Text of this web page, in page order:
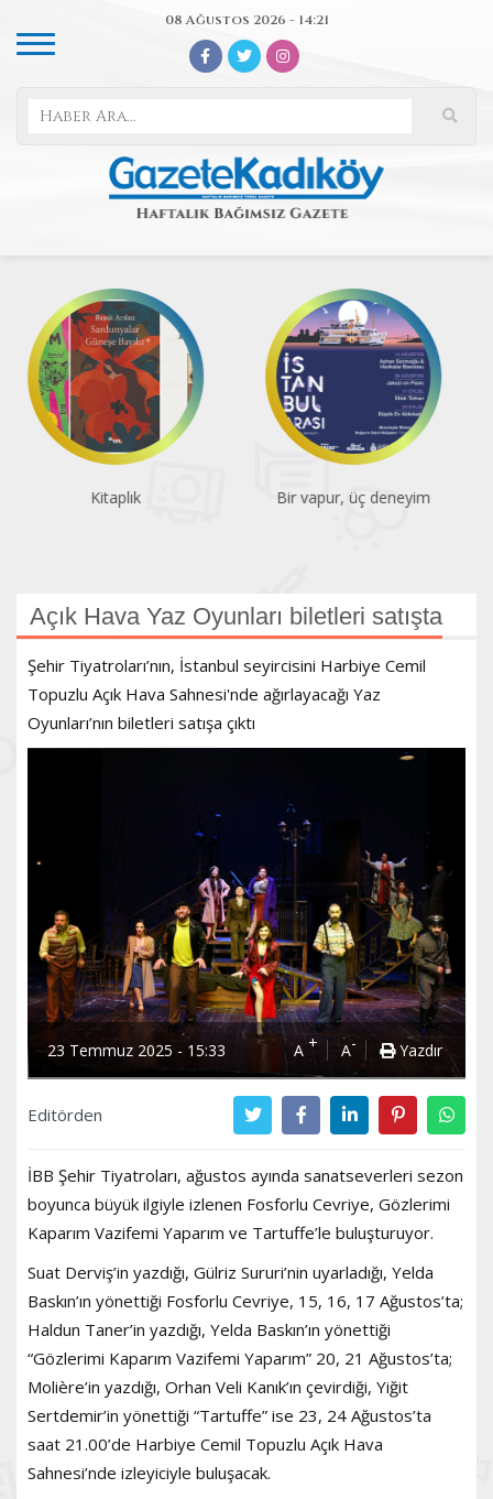
08 Ağustos 2026 - 14:21
Bir vapur, üç deneyim Atatürk Kitaplığı
Açık Hava Yaz Oyunları biletleri satışta
Şehir Tiyatroları’nın, İstanbul seyircisini Harbiye Cemil
Topuzlu Açık Hava Sahnesi'nde ağırlayacağı Yaz
Oyunları’nın biletleri satışa çıktı
23 Temmuz 2025 - 15:33 A + A- Yazdır
Editörden
İBB Şehir Tiyatroları, ağustos ayında sanatseverleri sezon
boyunca büyük ilgiyle izlenen Fosforlu Cevriye, Gözlerimi
Kaparım Vazifemi Yaparım ve Tartuffe’le buluşturuyor.
Suat Derviş’in yazdığı, Gülriz Sururi’nin uyarladığı, Yelda
Baskın’ın yönettiği Fosforlu Cevriye, 15, 16, 17 Ağustos’ta;
Haldun Taner’in yazdığı, Yelda Baskın’ın yönettiği
“Gözlerimi Kaparım Vazifemi Yaparım” 20, 21 Ağustos’ta;
Molière’in yazdığı, Orhan Veli Kanık’ın çevirdiği, Yiğit
Sertdemir’in yönettiği “Tartuffe” ise 23, 24 Ağustos’ta
saat 21.00’de Harbiye Cemil Topuzlu Açık Hava
Sahnesi’nde izleyiciyle buluşacak.